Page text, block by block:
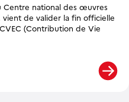
Centre national des œuvres
vient de valider la fin officielle
(Contribution de Vie